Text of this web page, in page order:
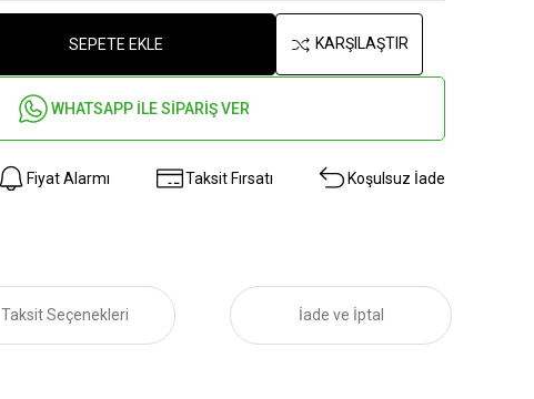
SEPETE EKLE KARŞILAŞTIR
WHATSAPP İLE SİPARİŞ VER
Fiyat Alarmı Taksit Fırsatı Koşulsuz İade
Taksit Seçenekleri İade ve İptal